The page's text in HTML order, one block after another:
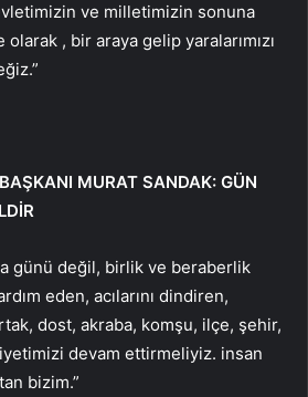
ve milletimizin sonuna
olarak , bir araya gelip yaralarımızı
MURAT SANDAK: GÜN
günü değil, birlik ve beraberlik
eden, acılarını dindiren,
dost, akraba, komşu, ilçe, şehir,
devam ettirmeliyiz. insan
bizim.”